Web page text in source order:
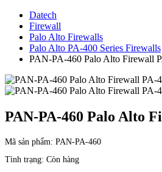
Datech
Firewall
Palo Alto Firewalls
Palo Alto PA-400 Series Firewalls
PAN-PA-460 Palo Alto Firewall
PAN-PA-460 Palo Alto
Mã sản phẩm: PAN-PA-460
Tình trạng: Còn hàng